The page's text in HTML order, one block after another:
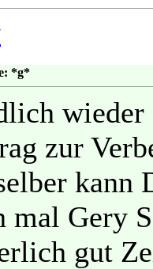
*g*
wieder
zur
kann
mal Gery
gut